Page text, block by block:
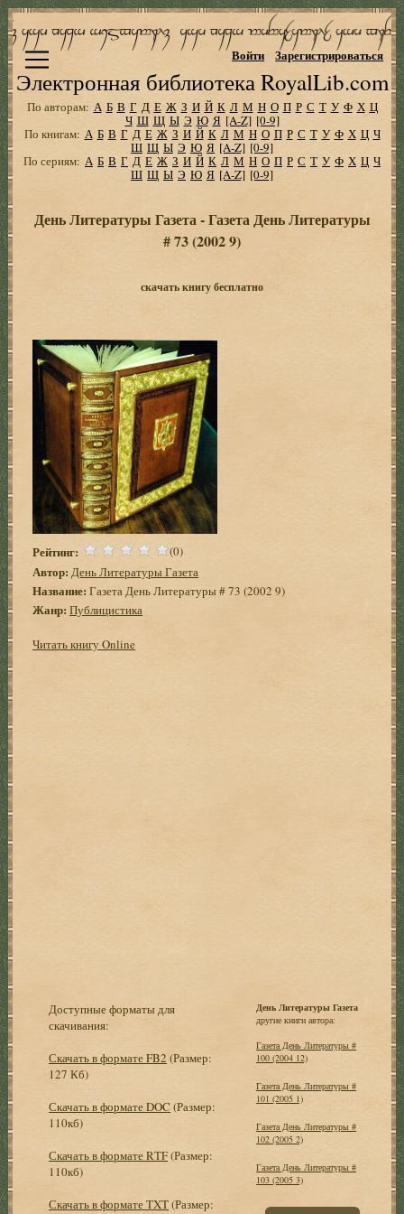
Электронная библиотека RoyalLib.com
Войти Зарегистрироваться
По авторам: А Б В Г Д Е Ж З И Й К Л М Н О П Р С Т У Ф Х Ц
Ч Ш Щ Ы Э Ю Я [A-Z] [0-9]
По книгам: А Б В Г Д Е Ж З И Й К Л М Н О П Р С Т У Ф Х Ц Ч
Ш Щ Ы Э Ю Я [A-Z] [0-9]
По сериям: А Б В Г Д Е Ж З И Й К Л М Н О П Р С Т У Ф Х Ц Ч
Ш Щ Ы Э Ю Я [A-Z] [0-9]
День Литературы Газета - Газета День Литературы
# 73 (2002 9)
скачать книгу бесплатно
Рейтинг: (0)
Автор: День Литературы Газета
Название: Газета День Литературы # 73 (2002 9)
Жанр: Публицистика
Читать книгу Online
Доступные форматы для
скачивания:
Скачать в формате FB2 (Размер:
127 Кб)
Скачать в формате DOC (Размер:
110кб)
Скачать в формате RTF(Размер:
110кб)
Скачать в формате TXT(Размер:
День Литературы Газета
другие книги автора:
Газета День Литературы #
100 (2004 12)
Газета День Литературы #
101 (2005 1)
Газета День Литературы #
102 (2005 2)
Газета День Литературы #
103 (2005 3)